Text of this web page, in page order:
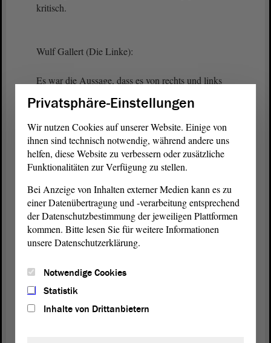
kritisch.
Wulf Gallert (Die Linke):
Es war die Aussage, dass es von rechts und links
Sie den Herrn Tullner stecken.
(Zuruf von der AfD: Bei uns nicht! Linke!)
Gut. Herr Pott, ich helfe Ihnen. Es gibt noch eine
Intervention.
Konstantin Pott (FDP):
Ich würde noch gern kurz darauf reagieren.
Privatsphäre-Einstellungen
Wir nutzen Cookies auf unserer Website. Einige von
ihnen sind technisch notwendig, während andere uns
helfen, diese Website zu verbessern oder zusätzliche
Funktionalitäten zur Verfügung zu stellen.
Bei Anzeige von Inhalten externer Medien kann es zu
einer Datenübertragung und -verarbeitung entsprechend
der Datenschutzbestimmung der jeweiligen Plattformen
kommen. Bitte lesen Sie für weitere Informationen
unsere Datenschutzerklärung.
Notwendige Cookies
Statistik
Inhalte von Drittanbietern